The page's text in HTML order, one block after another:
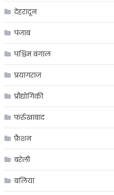
देहरादून
पंजाब
पश्चिम बंगाल
प्रयागराज
प्रौद्योगिकी
फर्रुखाबाद
फ़ैशन
बरेली
बलिया